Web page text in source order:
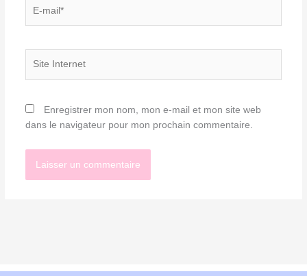
mail*
Enregistrer mon nom, mon e-mail et mon site web
dans le navigateur pour mon prochain commentaire.